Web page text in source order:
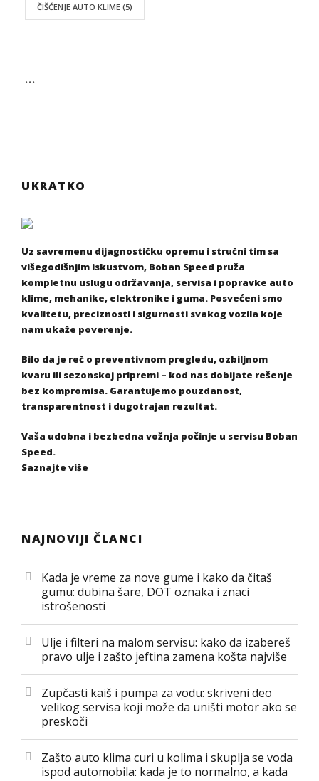
ČIŠĆENJE AUTO KLIME (5)
…
UKRATKO
Uz savremenu dijagnostičku opremu i stručni tim sa
višegodišnjim iskustvom, Boban Speed pruža
kompletnu uslugu održavanja, servisa i popravke auto
klime, mehanike, elektronike i guma. Posvećeni smo
kvalitetu, preciznosti i sigurnosti svakog vozila koje
nam ukaže poverenje.
Bilo da je reč o preventivnom pregledu, ozbiljnom
kvaru ili sezonskoj pripremi – kod nas dobijate rešenje
bez kompromisa. Garantujemo pouzdanost,
transparentnost i dugotrajan rezultat.
Vaša udobna i bezbedna vožnja počinje u servisu Boban
Speed.
Saznajte više
NAJNOVIJI ČLANCI
Kada je vreme za nove gume i kako da čitaš
gumu: dubina šare, DOT oznaka i znaci
istrošenosti
Ulje i filteri na malom servisu: kako da izabereš
pravo ulje i zašto jeftina zamena košta najviše
Zupčasti kaiš i pumpa za vodu: skriveni deo
velikog servisa koji može da uništi motor ako se
preskoči
Zašto auto klima curi u kolima i skuplja se voda
ispod automobila: kada je to normalno, a kada